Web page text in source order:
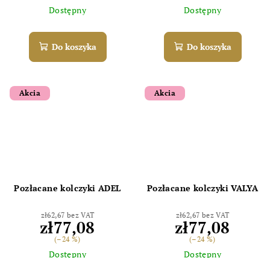
Dostępny
Do koszyka
Dostępny
Do koszyka
Akcia
Pozłacane kolczyki ADEL
zł62,67 bez VAT
zł77,08
(–24 %)
Dostępny
Akcia
Pozłacane kolczyki VALYA
zł62,67 bez VAT
zł77,08
(–24 %)
Dostępny